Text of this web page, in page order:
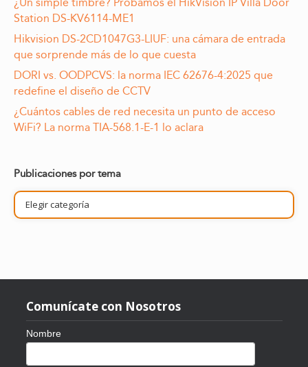
Station DS-KV6114-ME1
Hikvision DS-2CD1047G3-LIUF: una cámara de entrada
que sorprende más de lo que cuesta
DORI vs. OODPCVS: la norma IEC 62676-4:2025 que
redefine el diseño de CCTV
¿Cuántos cables de red necesita un punto de acceso
WiFi? La norma TIA-568.1-E-1 lo aclara
Publicaciones por tema
Publicaciones
por
tema
Comunícate con Nosotros
Nombre